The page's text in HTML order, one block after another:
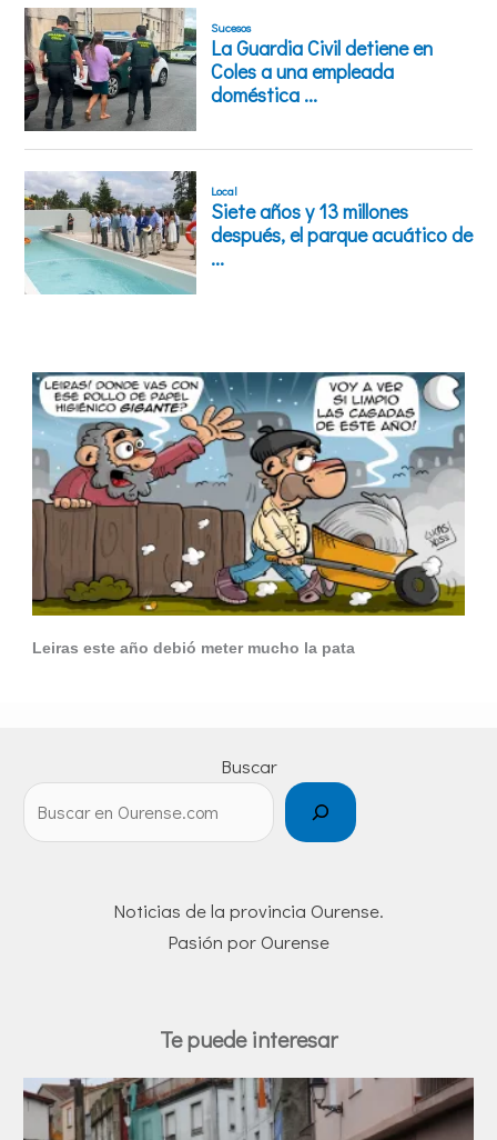
Leiras este año debió meter mucho la pata
Buscar
Noticias de la provincia Ourense.
Pasión por Ourense
Te puede interesar